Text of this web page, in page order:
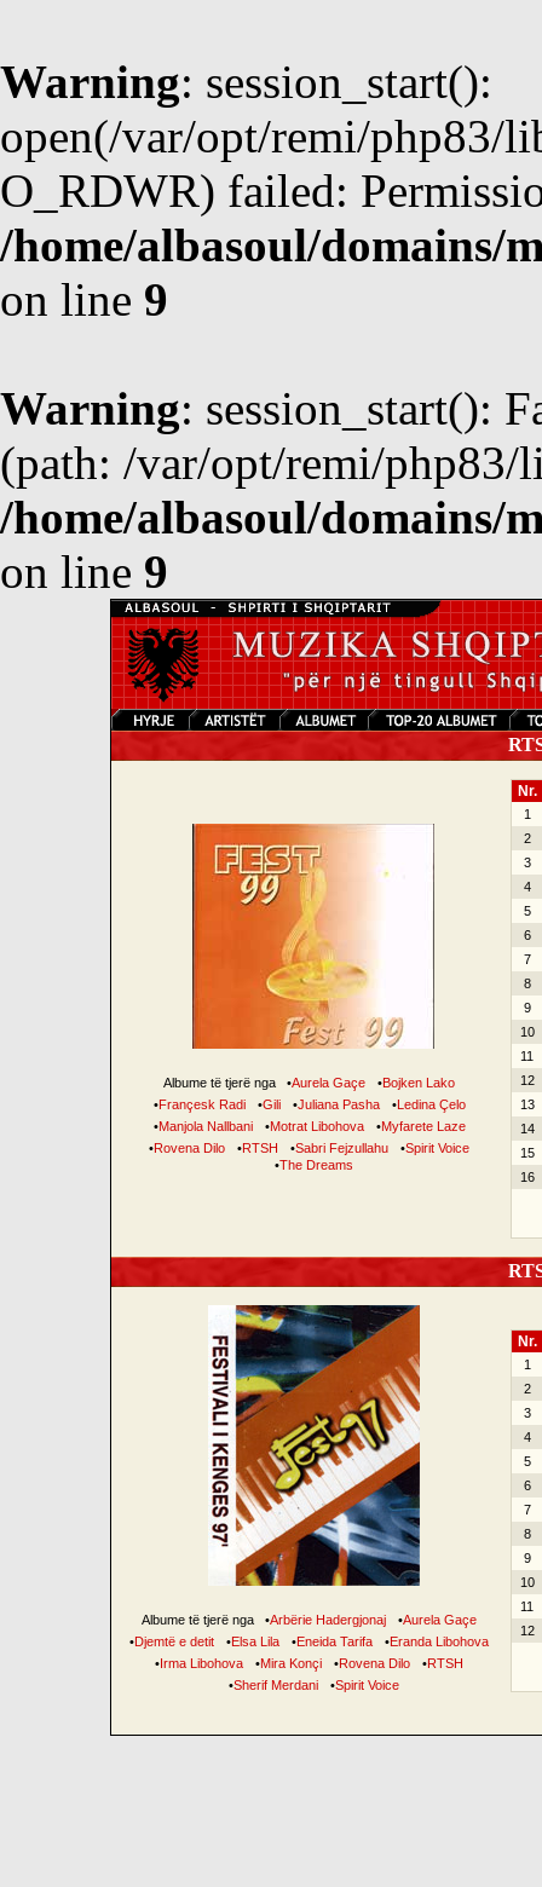
Warning: session_start():
open(/var/opt/remi/php83/
O_RDWR) failed:
/home/albasoul/domains/
on line 9
Warning: session_start():
(path: /var/opt/remi/php83/
/home/albasoul/domains/
on line 9
Albume të tjerë nga •Aurela Gaçe •Bojken Lako
•Françesk Radi •Gili •Juliana Pasha •Ledina Çelo
•Manjola Nallbani •Motrat Libohova •Myfarete Laze
•Rovena Dilo •RTSH •Sabri Fejzullahu •Spirit Voice
•The Dreams
Nr.
1
2
3
4
5
6
7
8
9
10
11
12
13
14
15
16
Albume të tjerë nga •Arbërie Hadergjonaj •Aurela Gaçe
•Djemtë e detit •Elsa Lila •Eneida Tarifa •Eranda Libohova
•Irma Libohova •Mira Konçi •Rovena Dilo •RTSH
•Sherif Merdani •Spirit Voice
Nr.
1
2
3
4
5
6
7
8
9
10
11
12